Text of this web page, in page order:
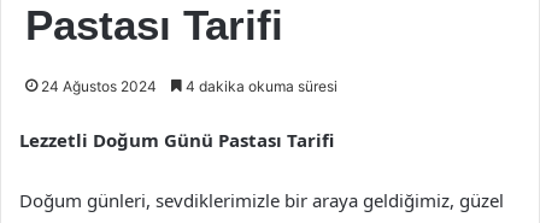
Pastası Tarifi
24 Ağustos 2024 4 dakika okuma süresi
Lezzetli Doğum Günü Pastası Tarifi
Doğum günleri, sevdiklerimizle bir araya geldiğimiz, güzel